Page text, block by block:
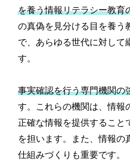
を養う情報リテラシー教育
の真偽を見分ける目を養う
で、あらゆる世代に対して
す。
事実確認を行う専門機関の
す。これらの機関は、情報
正確な情報を提供すること
を担います。また、情報の
仕組みづくりも重要です。